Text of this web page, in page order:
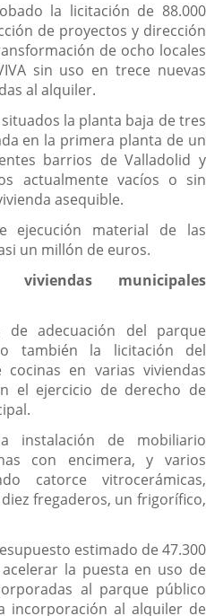
la licitación de 88.000
de proyectos y dirección
de ocho locales
sin uso en trece nuevas
al alquiler.
la planta baja de tres
en la primera planta de un
barrios de Valladolid y
actualmente vacíos o sin
asequible.
ejecución material de las
un millón de euros.
municipales
de adecuación del parque
también la licitación del
en varias viviendas
el ejercicio de derecho de
instalación de mobiliario
con encimera, y varios
catorce vitrocerámicas,
fregaderos, un frigorífico,
estimado de 47.300
la puesta en uso de
al parque público
incorporación al alquiler de